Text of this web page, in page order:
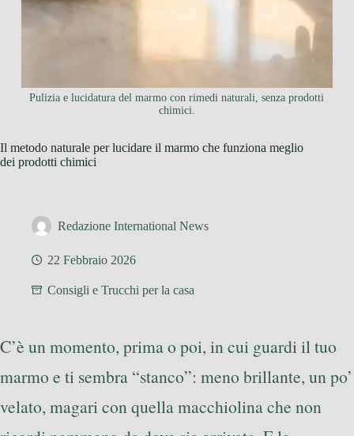
Pulizia e lucidatura del marmo con rimedi naturali, senza prodotti
chimici.
Il metodo naturale per lucidare il marmo che funziona meglio
dei prodotti chimici
Redazione International News
22 Febbraio 2026
Consigli e Trucchi per la casa
C’è un momento, prima o poi, in cui guardi il tuo
marmo e ti sembra “stanco”: meno brillante, un po’
velato, magari con quella macchiolina che non